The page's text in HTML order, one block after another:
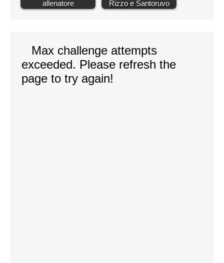
allenatore
Rizzo e Santoruvo